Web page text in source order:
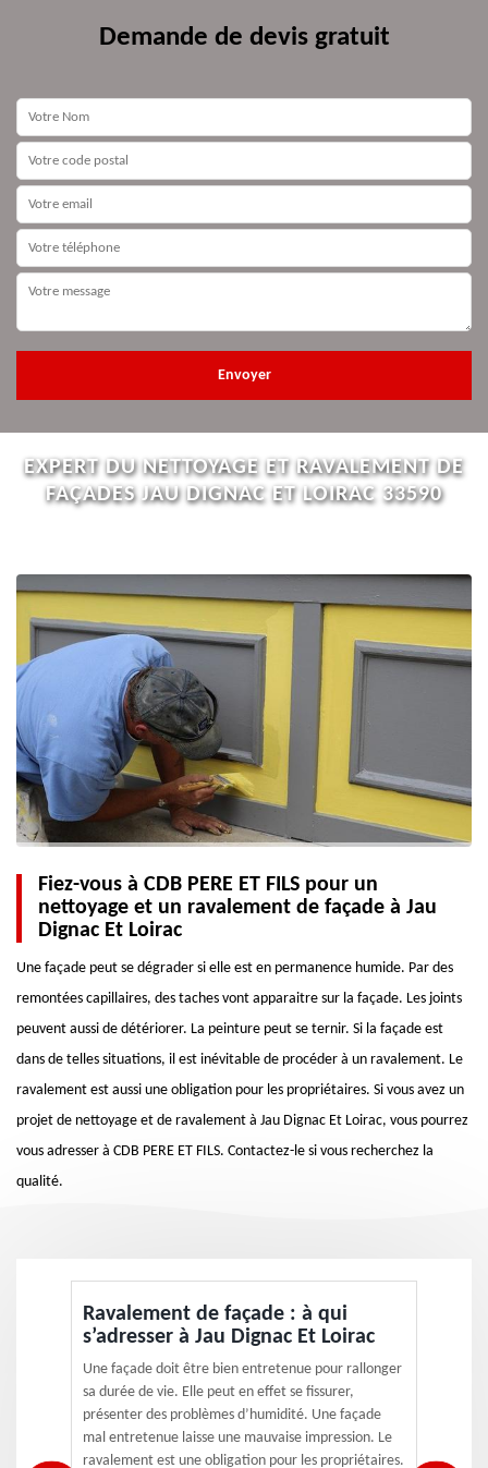
Demande de devis gratuit
EXPERT DU NETTOYAGE ET RAVALEMENT DE
FAÇADES JAU DIGNAC ET LOIRAC 33590
Fiez-vous à CDB PERE ET FILS pour un
nettoyage et un ravalement de façade à Jau
Dignac Et Loirac
Une façade peut se dégrader si elle est en permanence humide. Par des
remontées capillaires, des taches vont apparaitre sur la façade. Les joints
peuvent aussi de détériorer. La peinture peut se ternir. Si la façade est
dans de telles situations, il est inévitable de procéder à un ravalement. Le
ravalement est aussi une obligation pour les propriétaires. Si vous avez un
projet de nettoyage et de ravalement à Jau Dignac Et Loirac, vous pourrez
vous adresser à CDB PERE ET FILS. Contactez-le si vous recherchez la
qualité.
Ravalement de façade : à qui
s’adresser à Jau Dignac Et Loirac
Une façade doit être bien entretenue pour rallonger
sa durée de vie. Elle peut en effet se fissurer,
présenter des problèmes d’humidité. Une façade
mal entretenue laisse une mauvaise impression. Le
ravalement est une obligation pour les propriétaires.